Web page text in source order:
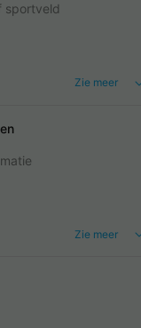
sportveld
Zie meer
Zie meer